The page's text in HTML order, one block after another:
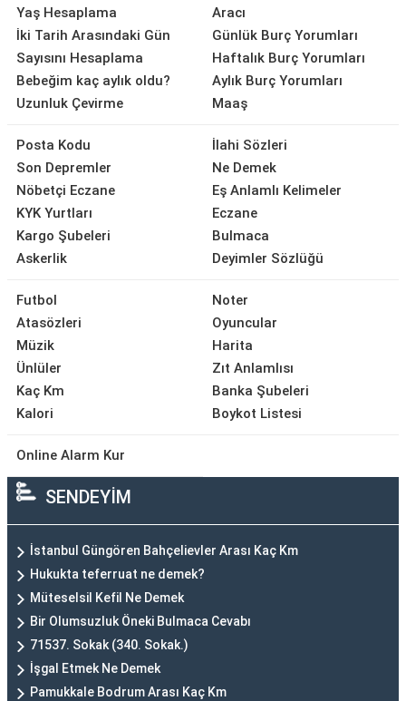
Yaş Hesaplama
İki Tarih Arasındaki Gün
Sayısını Hesaplama
Bebeğim kaç aylık oldu?
Uzunluk Çevirme
Aracı
Günlük Burç Yorumları
Haftalık Burç Yorumları
Aylık Burç Yorumları
Maaş
Posta Kodu
Son Depremler
Nöbetçi Eczane
KYK Yurtları
Kargo Şubeleri
Askerlik
İlahi Sözleri
Ne Demek
Eş Anlamlı Kelimeler
Eczane
Bulmaca
Deyimler Sözlüğü
Futbol
Atasözleri
Müzik
Ünlüler
Kaç Km
Kalori
Noter
Oyuncular
Harita
Zıt Anlamlısı
Banka Şubeleri
Boykot Listesi
Online Alarm Kur
SENDEYİM
İstanbul Güngören Bahçelievler Arası Kaç Km
Hukukta teferruat ne demek?
Müteselsil Kefil Ne Demek
Bir Olumsuzluk Öneki Bulmaca Cevabı
71537. Sokak (340. Sokak.)
İşgal Etmek Ne Demek
Pamukkale Bodrum Arası Kaç Km